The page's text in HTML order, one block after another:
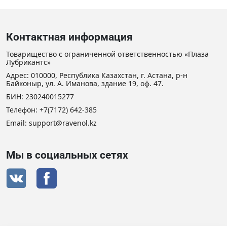
Контактная информация
Товарищество с ограниченной ответственностью «Плаза
Лубрикантс»
Адрес: 010000, Республика Казахстан, г. Астана, р-н
Байконыр, ул. А. Иманова, здание 19, оф. 47.
БИН: 230240015277
Телефон: +7(7172) 642-385
Email: support@ravenol.kz
Мы в социальных сетях